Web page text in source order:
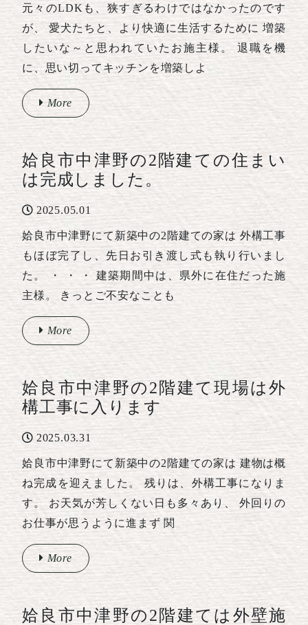
元々のLDKも、狭すぎるわけではなかったのです
が、 愛犬たちと、より快適に生活するために 増築
したいな～と思われていたお施主様。 退職を機
に、思い切ってキッチンを増築しよ
More
姶良市中津野の2階建ての住まい
は完成しました。
2025.05.01
姶良市中津野にて新築中の2階建ての家は 外構工事
もほぼ完了し、先日お引き渡し式も執り行いまし
た。 ・ ・ ・ 建築期間中は、県外に在住だった施
主様。 きっとご不安なことも
More
姶良市中津野の2階建て現場は外
構工事に入ります
2025.03.31
姶良市中津野にて新築中の2階建ての家は 建物は概
ね完成を迎えました。 残りは、外構工事になりま
す。 お天気が芳しくない日も多々あり、 外回りの
お仕事が思うように進まず 関
More
姶良市中津野の2階建ては外壁施